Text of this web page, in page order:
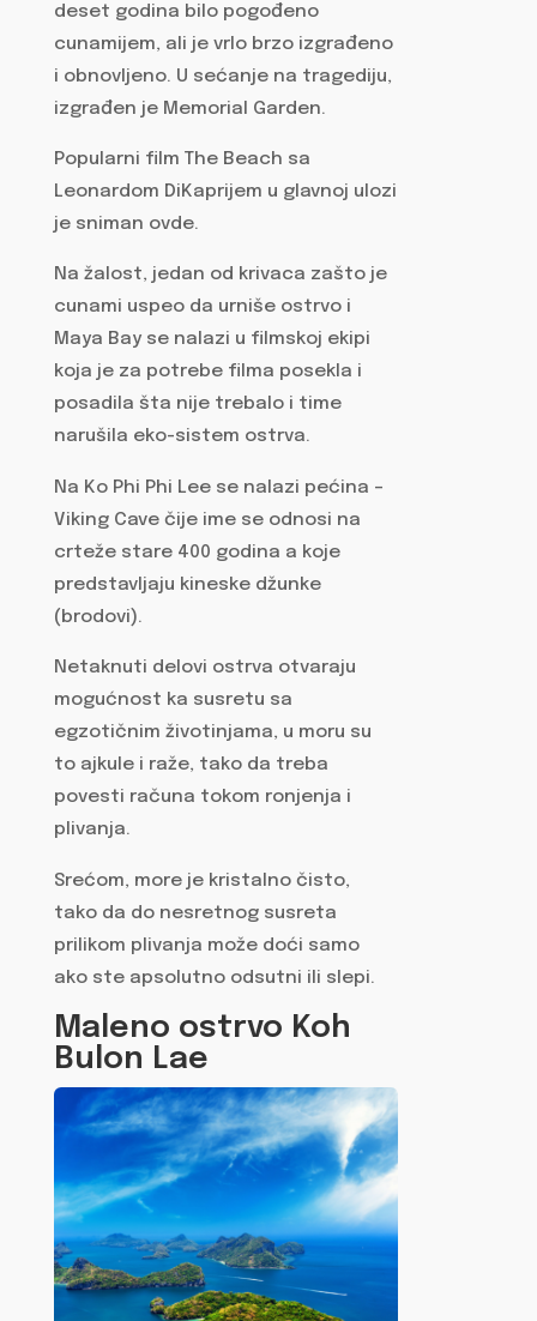
deset godina bilo pogođeno
cunamijem, ali je vrlo brzo izgrađeno
i obnovljeno. U sećanje na tragediju,
izgrađen je Memorial Garden.
Popularni film The Beach sa
Leonardom DiKaprijem u glavnoj ulozi
je sniman ovde.
Na žalost, jedan od krivaca zašto je
cunami uspeo da urniše ostrvo i
Maya Bay se nalazi u filmskoj ekipi
koja je za potrebe filma posekla i
posadila šta nije trebalo i time
narušila eko-sistem ostrva.
Na Ko Phi Phi Lee se nalazi pećina –
Viking Cave čije ime se odnosi na
crteže stare 400 godina a koje
predstavljaju kineske džunke
(brodovi).
Netaknuti delovi ostrva otvaraju
mogućnost ka susretu sa
egzotičnim životinjama, u moru su
to ajkule i raže, tako da treba
povesti računa tokom ronjenja i
plivanja.
Srećom, more je kristalno čisto,
tako da do nesretnog susreta
prilikom plivanja može doći samo
ako ste apsolutno odsutni ili slepi.
Maleno ostrvo Koh
Bulon Lae